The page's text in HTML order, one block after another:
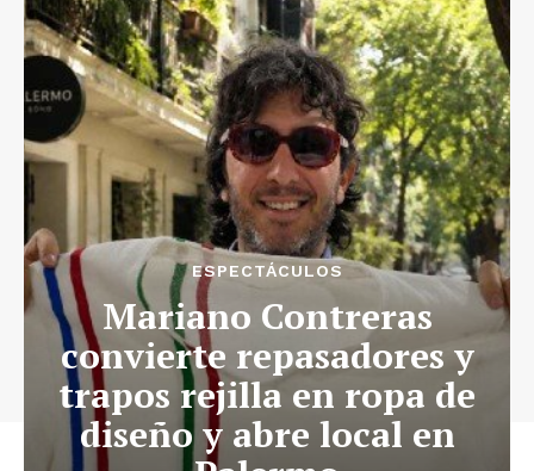
ESPECTÁCULOS
Mariano Contreras
convierte repasadores y
trapos rejilla en ropa de
diseño y abre local en